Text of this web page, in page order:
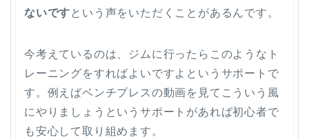
ないです という声をいただくことがあるんです。
今考えているのは、ジムに行ったらこのようなト
レーニングをすればよいですよというサポートで
す。例えばベンチプレスの動画を見てこういう風
にやりましょうというサポートがあれば初心者で
も安心して取り組めます。